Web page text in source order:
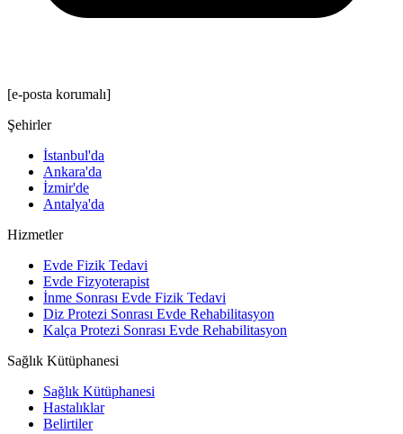
[e-posta korumalı]
Şehirler
İstanbul'da
Ankara'da
İzmir'de
Antalya'da
Hizmetler
Evde Fizik Tedavi
Evde Fizyoterapist
İnme Sonrası Evde Fizik Tedavi
Diz Protezi Sonrası Evde Rehabilitasyon
Kalça Protezi Sonrası Evde Rehabilitasyon
Sağlık Kütüphanesi
Sağlık Kütüphanesi
Hastalıklar
Belirtiler